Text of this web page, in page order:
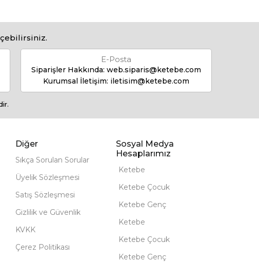
E-Posta
Siparişler Hakkında: web.siparis@ketebe.com
Kurumsal İletişim: iletisim@ketebe.com
Diğer
Sıkça Sorulan Sorular
Üyelik Sözleşmesi
Satış Sözleşmesi
Gizlilik ve Güvenlik
KVKK
Çerez Politikası
Sosyal Medya
Hesaplarımız
Ketebe
Ketebe Çocuk
Ketebe Genç
Ketebe
Ketebe Çocuk
Ketebe Genç